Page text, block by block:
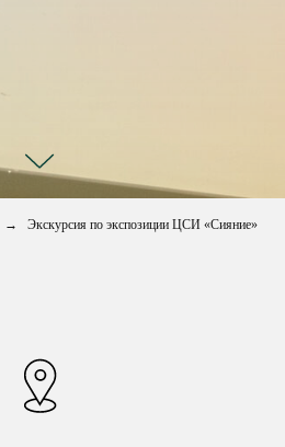
→ Экскурсия по экспозиции ЦСИ «Сияние»